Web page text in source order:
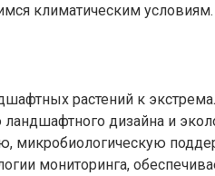
климатическим условиям.
растений к
дизайна и
мониторинга,